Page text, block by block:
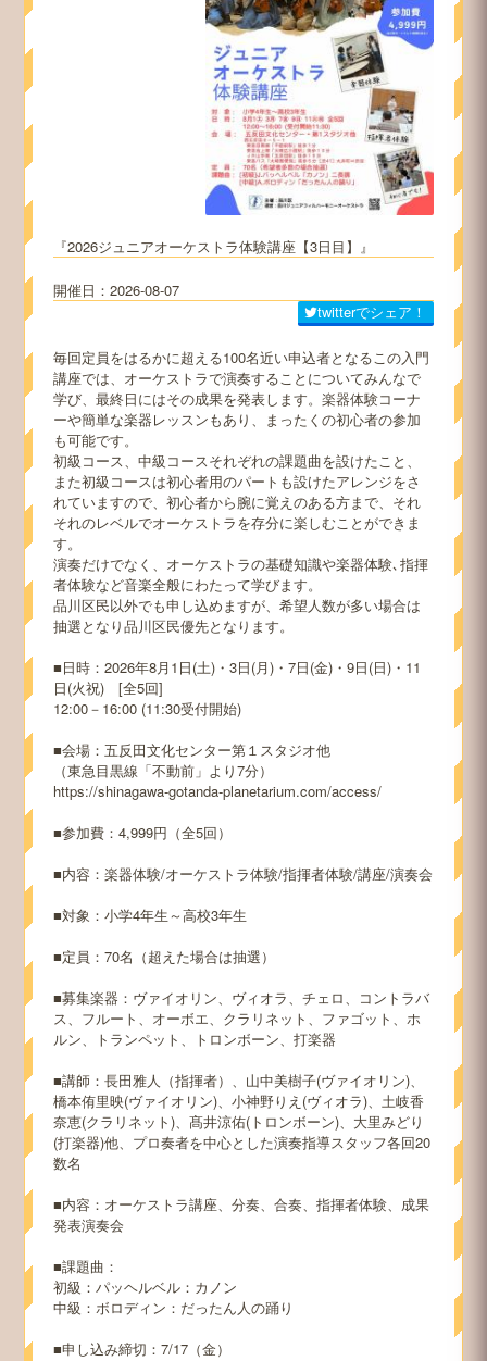
2026ジュニアオーケストラ体験講座【3日目】
2026-08-07
twitterでシェア！
毎回定員をはるかに超える100名近い申込者となるこの入門
講座では、オーケストラで演奏することについてみんなで
学び、最終日にはその成果を発表します。楽器体験コーナ
ーや簡単な楽器レッスンもあり、まったくの初心者の参加
も可能です。
初級コース、中級コースそれぞれの課題曲を設けたこと、
また初級コースは初心者用のパートも設けたアレンジをさ
れていますので、初心者から腕に覚えのある方まで、それ
それのレベルでオーケストラを存分に楽しむことができま
す。
演奏だけでなく、オーケストラの基礎知識や楽器体験､指揮
者体験など音楽全般にわたって学びます。
品川区民以外でも申し込めますが、希望人数が多い場合は
抽選となり品川区民優先となります。
■日時：2026年8月1日(土)・3日(月)・7日(金)・9日(日)・11
日(火祝) [全5回]
12:00－16:00 (11:30受付開始)
■会場：五反田文化センター第１スタジオ他
（東急目黒線「不動前」より7分）
https://shinagawa-gotanda-planetarium.com/access/
■参加費：4,999円（全5回）
■内容：楽器体験/オーケストラ体験/指揮者体験/講座/演奏会
■対象：小学4年生～高校3年生
■定員：70名（超えた場合は抽選）
■募集楽器：ヴァイオリン、ヴィオラ、チェロ、コントラバ
ス、フルート、オーボエ、クラリネット、ファゴット、ホ
ルン、トランペット、トロンボーン、打楽器
■講師：長田雅人（指揮者）、山中美樹子(ヴァイオリン)、
橋本侑里映(ヴァイオリン)、小神野りえ(ヴィオラ)、土岐香
奈恵(クラリネット)、髙井涼佑(トロンボーン)、大里みどり
(打楽器)他、プロ奏者を中心とした演奏指導スタッフ各回20
数名
■内容：オーケストラ講座、分奏、合奏、指揮者体験、成果
発表演奏会
■課題曲：
初級：パッヘルベル：カノン
中級：ボロディン：だったん人の踊り
■申し込み締切：7/17（金）